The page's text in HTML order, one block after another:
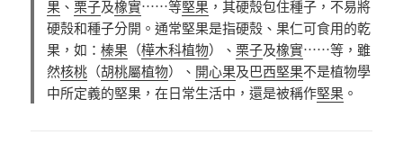
果 、栗子及橡實⋯⋯等堅果 ，其硬殼包住種子，不易將
硬殼和種子分開。通常堅果是指硬殼、果仁可食用的乾
果，如：榛果 （樺木科植物）、栗子及橡實⋯⋯等，雖
然核桃 （胡桃屬植物）、 開心果及巴西堅果不是植物學
中所定義的堅果，在日常生活中，還是被稱作堅果 。